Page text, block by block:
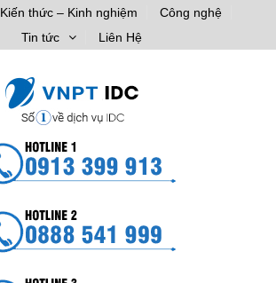
Kiến thức – Kinh nghiệm
Công nghệ
Tin tức
Liên Hệ